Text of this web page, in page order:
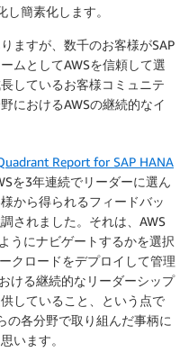
簡素化します。
ますが、数千のお客様がSAP
ムとしてAWSを信頼して選
しているお客様コミュニテ
におけるAWSの継続的なイ
Report for SAP HANA
を3年連続でリーダーに選ん
から得られるフィードバッ
されました。それは、AWS
うにナビゲートするかを選択
クロードをデプロイして管理
ける継続的なリーダーシップ
していること、という点で
の各分野で取り組んだ事柄に
います。